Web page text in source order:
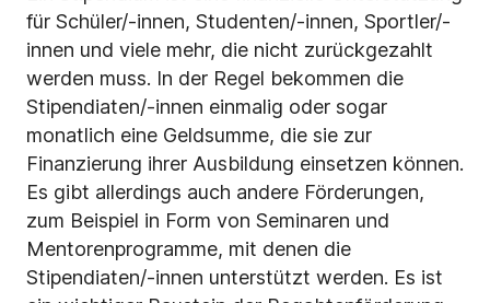
für Schüler/-innen, Studenten/-innen, Sportler/-
innen und viele mehr, die nicht zurückgezahlt
werden muss. In der Regel bekommen die
Stipendiaten/-innen einmalig oder sogar
monatlich eine Geldsumme, die sie zur
Finanzierung ihrer Ausbildung einsetzen können.
Es gibt allerdings auch andere Förderungen,
zum Beispiel in Form von Seminaren und
Mentorenprogramme, mit denen die
Stipendiaten/-innen unterstützt werden. Es ist